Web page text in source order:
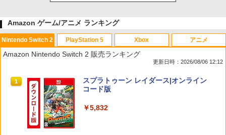
Amazon ゲーム/アニメ ランキング
Nintendo Switch 2
Amazon Nintendo Switch 2 販売ランキング
更新日時：2026/08/06 12:12
1
スプラトゥーン レイダース|オンライン
コード版
￥5,832
PlayStation 5 Xbox アニメ